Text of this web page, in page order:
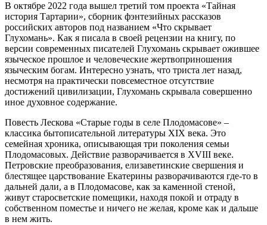
В октябре 2022 года вышел третий том проекта «Тайная
история Тартарии», сборник фэнтезийных рассказов
российских авторов под названием «Что скрывает
Глухомань». Как я писала в своей рецензии на книгу, по
версии современных писателей Глухомань скрывает ожившее
языческое прошлое и человеческие жертвоприношения
языческим богам. Интересно узнать, что триста лет назад,
несмотря на практически повсеместное отсутствие
достижений цивилизации, Глухомань скрывала совершенно
иное духовное содержание.
Повесть Лескова «Старые годы в селе Плодомасове» –
классика бытописательной литературы XIX века. Это
семейная хроника, описывающая три поколения семьи
Плодомасовых. Действие разворачивается в XVIII веке.
Петровские преобразования, елизаветинские свершения и
блестящее царствование Екатерины разворачиваются где-то в
дальней дали, а в Плодомасове, как за каменной стеной,
живут старосветские помещики, находя покой и отраду в
собственном поместье и ничего не желая, кроме как и дальше
в нем жить.